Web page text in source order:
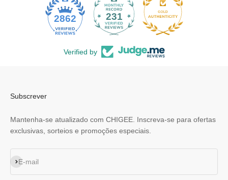
2862 231
Verified by
Subscrever
Mantenha-se atualizado com CHIGEE. Inscreva-se para ofertas
exclusivas, sorteios e promoções especiais.
E-mail
Subscrever